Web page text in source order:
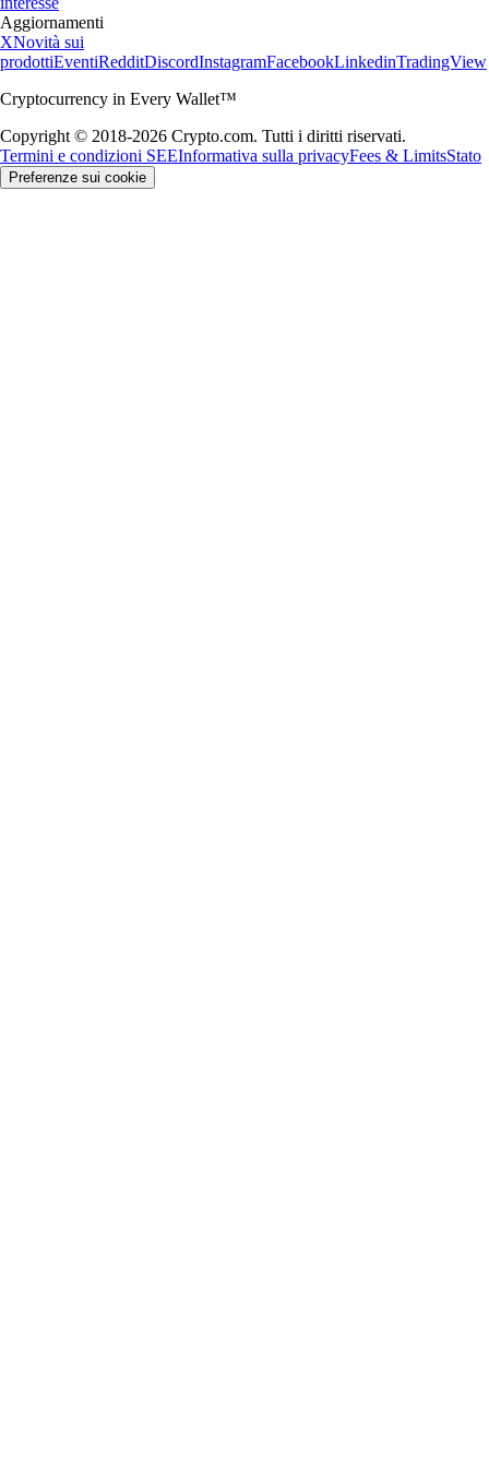
Aggiornamenti
XNovità sui
prodottiEventiRedditDiscordInstagramFacebookLinkedinTradingView
Cryptocurrency in Every Wallet™
Copyright © 2018-2026 Crypto.com. Tutti i diritti riservati.
Termini e condizioni SEEInformativa sulla privacyFees & LimitsStato
Preferenze sui cookie